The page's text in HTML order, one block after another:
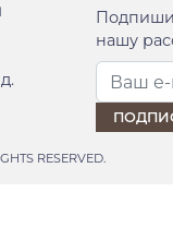
нашу
RESERVED.